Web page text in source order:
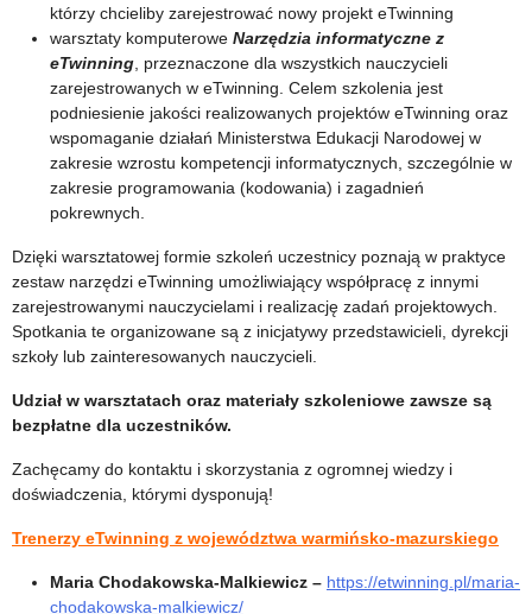
n
e
r
a
e
T
w
którzy chcieliby zarejestrować nowy projekt eTwinning
warsztaty komputerowe Narzędzia informatyczne z
eTwinning, przeznaczone dla wszystkich nauczycieli
zarejestrowanych w eTwinning. Celem szkolenia jest
podniesienie jakości realizowanych projektów eTwinning oraz
wspomaganie działań Ministerstwa Edukacji Narodowej w
zakresie wzrostu kompetencji informatycznych, szczególnie w
zakresie programowania (kodowania) i zagadnień
pokrewnych.
Dzięki warsztatowej formie szkoleń uczestnicy poznają w praktyce
zestaw narzędzi eTwinning umożliwiający współpracę z innymi
zarejestrowanymi nauczycielami i realizację zadań projektowych.
Spotkania te organizowane są z inicjatywy przedstawicieli, dyrekcji
szkoły lub zainteresowanych nauczycieli.
Udział w warsztatach oraz materiały szkoleniowe zawsze są
bezpłatne dla uczestników.
Zachęcamy do kontaktu i skorzystania z ogromnej wiedzy i
doświadczenia, którymi dysponują!
Trenerzy eTwinning z województwa warmińsko-mazurskiego
Maria Chodakowska-Malkiewicz – https://etwinning.pl/maria-
chodakowska-malkiewicz/